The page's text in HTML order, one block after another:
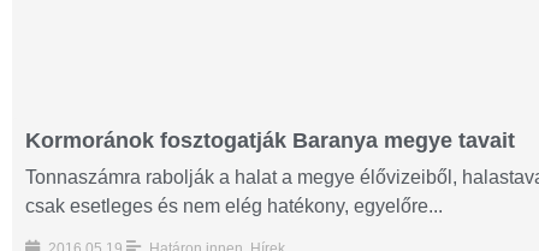
Kormoránok fosztogatják Baranya megye tavait
Tonnaszámra rabolják a halat a megye élővizeiből,
csak esetleges és nem elég hatékony, egyelőre...